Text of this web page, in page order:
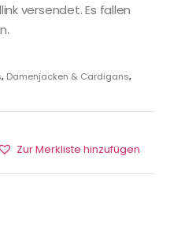
versendet. Es fallen
, Damenjacken & Cardigans,
Zur Merkliste hinzufügen